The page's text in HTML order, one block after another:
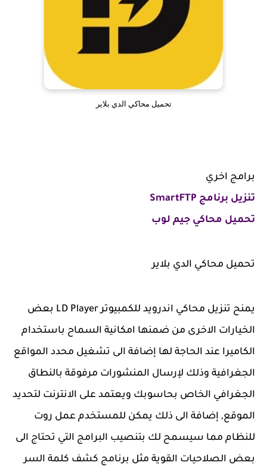
تحميل محاكي الدي بلاير
برامج اخري
تنزيل برنامج SmartFTP
تحميل محاكي جيم لوب
تحميل محاكي الدي بلاير
يمنح تنزيل محاكي اندرويد للكمبيوتر LD Player بعض
الخيارات الاخرى من ضمنها امكانية السماح باستخدام
الكاميرا عند الحاجة لها إضافة الى تشغيل محدد المواقع
الجغرافية وذلك لإرسال المنشورات مرفوقة بالنطاق
الجغرافي الخاص بحاسوبك ويعتمد على الانترنت لتحديد
الموقع, إضافة الى ذلك يمكن للمستخدم عمل روت
للنظام مما سيسمح لك بتنصيب البرامج التي تحتاج الى
بعض الصلاحيات القوية مثل برنامج كشف كلمة السر